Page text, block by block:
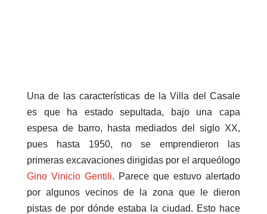
Una de las características de la Villa del Casale
es que ha estado sepultada, bajo una capa
espesa de barro, hasta mediados del siglo XX,
pues hasta 1950, no se emprendieron las
primeras excavaciones dirigidas por el arqueólogo
Gino Vinicio Gentili. Parece que estuvo alertado
por algunos vecinos de la zona que le dieron
pistas de por dónde estaba la ciudad. Esto hace